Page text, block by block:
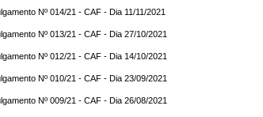
Nº 014/21 - CAF - Dia 11/11/2021
Nº 013/21 - CAF - Dia 27/10/2021
Nº 012/21 - CAF - Dia 14/10/2021
Nº 010/21 - CAF - Dia 23/09/2021
Nº 009/21 - CAF - Dia 26/08/2021